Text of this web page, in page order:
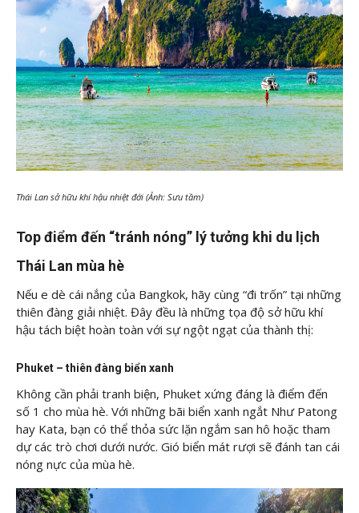
Thái Lan sở hữu khí hậu nhiệt đới (Ảnh: Sưu tầm)
Top điểm đến “tránh nóng” lý tưởng khi du lịch
Thái Lan mùa hè
Nếu e dè cái nắng của Bangkok, hãy cùng “đi trốn” tại những
thiên đàng giải nhiệt. Đây đều là những tọa độ sở hữu khí
hậu tách biệt hoàn toàn với sự ngột ngạt của thành thị:
Phuket – thiên đàng biển xanh
Không cần phải tranh biện, Phuket xứng đáng là điểm đến
số 1 cho mùa hè. Với những bãi biển xanh ngắt Như Patong
hay Kata, bạn có thể thỏa sức lặn ngắm san hô hoặc tham
dự các trò chơi dưới nước. Gió biển mát rượi sẽ đánh tan cái
nóng nực của mùa hè.